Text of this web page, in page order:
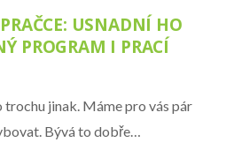
USNADNÍ HO
PROGRAM I PRACÍ
trochu jinak. Máme pro vás pár
Bývá to dobře…